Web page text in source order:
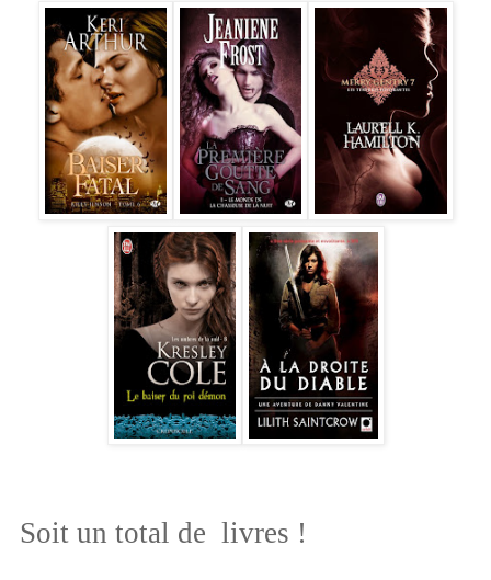
Soit un total de livres !